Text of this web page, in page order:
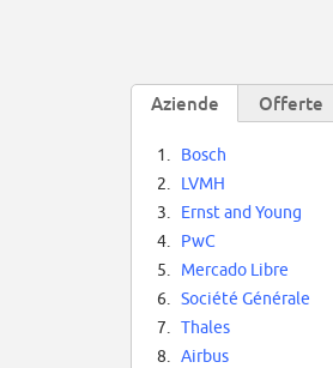
Aziende Offerte
1.
Bosch
2.
LVMH
3.
Ernst and Young
4.
PwC
5.
Mercado Libre
6.
Société Générale
7.
Thales
8.
Airbus